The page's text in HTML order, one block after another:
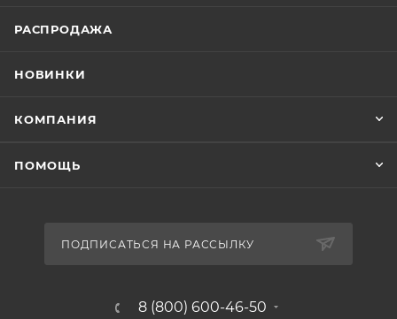
РАСПРОДАЖА
НОВИНКИ
КОМПАНИЯ
ПОМОЩЬ
ПОДПИСАТЬСЯ НА РАССЫЛКУ
8 (800) 600-46-50